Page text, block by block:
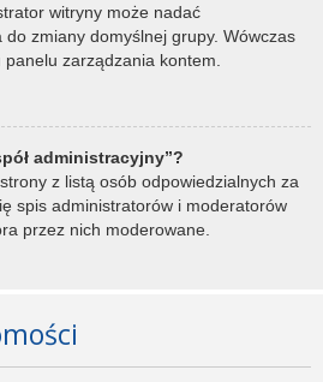
witryny może nadać
zmiany domyślnej grupy. Wówczas
zarządzania kontem.
administracyjny”?
z listą osób odpowiedzialnych za
spis administratorów i moderatorów
przez nich moderowane.